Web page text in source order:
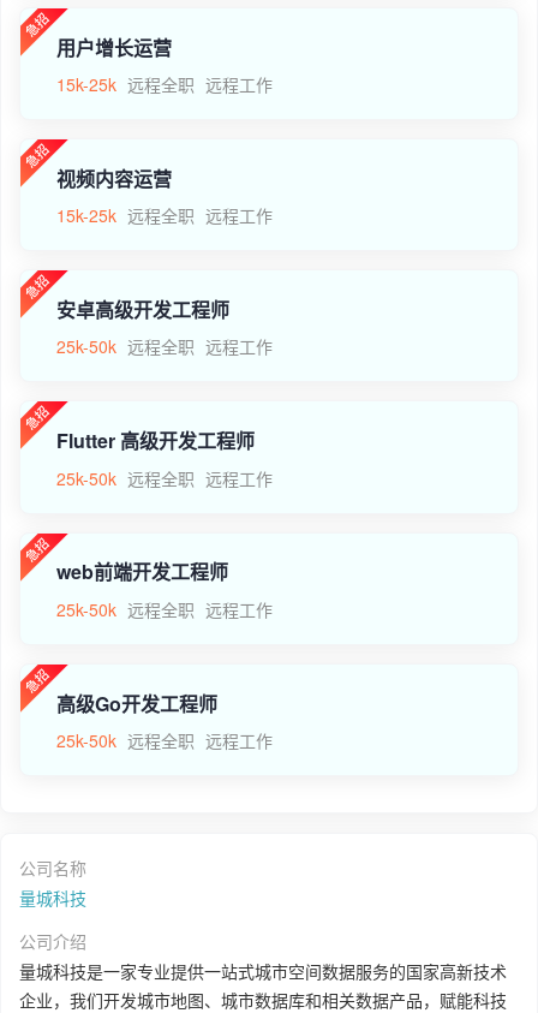
用户增长运营
15k-25k 远程全职 远程工作
视频内容运营
15k-25k 远程全职 远程工作
安卓高级开发工程师
25k-50k 远程全职 远程工作
Flutter 高级开发工程师
25k-50k 远程全职 远程工作
web前端开发工程师
25k-50k 远程全职 远程工作
高级Go开发工程师
25k-50k 远程全职 远程工作
公司名称
量城科技
公司介绍
量城科技是一家专业提供一站式城市空间数据服务的国家高新技术
企业，我们开发城市地图、城市数据库和相关数据产品，赋能科技